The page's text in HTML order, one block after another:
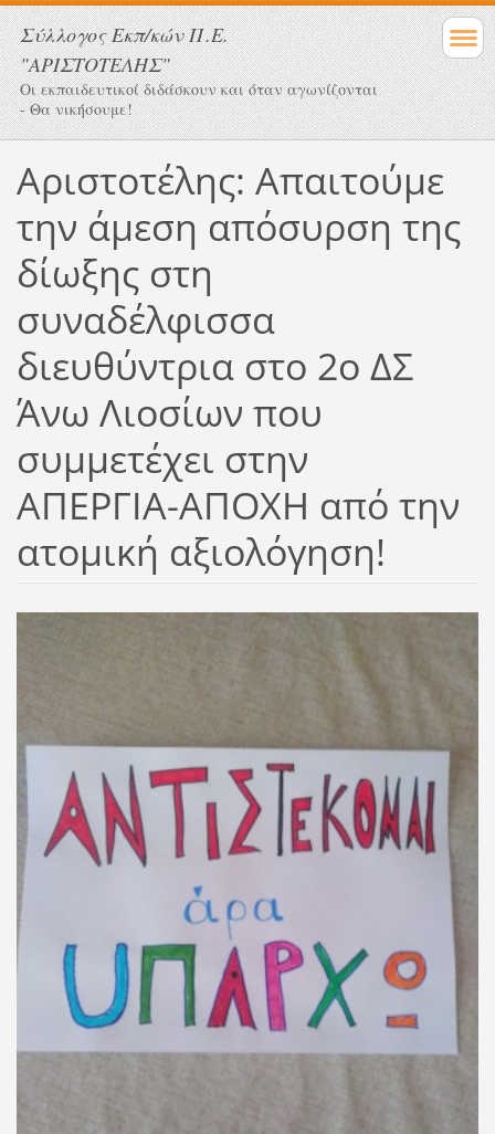
Σύλλογος Eκπ/κών Π.Ε.
"ΑΡΙΣΤΟΤΕΛΗΣ"
Οι εκπαιδευτικοί διδάσκουν και όταν αγωνίζονται
- Θα νικήσουμε!
Αριστοτέλης: Απαιτούμε
την άμεση απόσυρση της
δίωξης στη
συναδέλφισσα
διευθύντρια στο 2ο ΔΣ
Άνω Λιοσίων που
συμμετέχει στην
ΑΠΕΡΓΙΑ-ΑΠΟΧΗ από την
ατομική αξιολόγηση!